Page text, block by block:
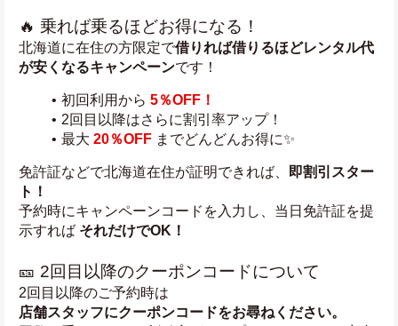
🔥 乗れば乗るほどお得になる！
北海道に在住の方限定で借りれば借りるほどレンタル代
が安くなるキャンペーンです！
初回利用から 5％OFF！
2回目以降はさらに割引率アップ！
最大 20％OFF までどんどんお得に✨
免許証などで北海道在住が証明できれば、
即割引スター
ト！
予約時にキャンペーンコードを入力し、当日免許証を提
示すれば それだけでOK！
🎫 2回目以降のクーポンコードについて
2回目以降のご予約時は
店舗スタッフにクーポンコードをお尋ねください。